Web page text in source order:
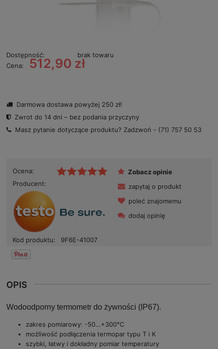
Dostępność:
brak towaru
Cena:
512,90 zł
Darmowa dostawa powyżej 250 zł!
Zwrot do 14 dni – bez podania przyczyny
Masz pytanie dotyczące produktu? Zadzwoń - (71) 757 50 53
Ocena:
Producent:
Kod produktu: 9F6E-41007
Zobacz opinie
zapytaj o produkt
poleć znajomemu
dodaj opinię
OPIS
Wodoodporny termometr do żywności (IP67).
zakres pomiarowy: -50…+300°C
możliwość podłączenia termopar typu T i K
szybki, łatwy i dokładny pomiar temperatury